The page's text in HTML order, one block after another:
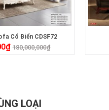
Cổ Điển CDSF72
₫ 180,000,000₫
LOẠI